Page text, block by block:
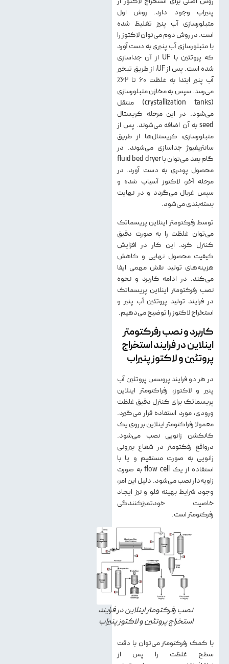
پنیراب وجود دارد. روش اول
متبلورسازی آب پنیز تغلیظ شده
است. در روش دوم می‌توان لاکتوز را
با متبلورسازی آب پنیری به دست آورد
که پروتئین با UF از آن جداسازی
شده است. پس از UF، از طریق تبخیر
آب پنیر ابتدا به غلظت ۶۰ تا ۶۲٪
می‌رسد. سپس به مخازن متبلورسازی
(crystallization tanks) منتقل
می‌شود. در این مرحله کریستال
seed به آن اضافه می‌شوند. پس از
متبلورسازی، کریستال‌ها از طریق
سانتریفیوژ جداسازی می‌شوند. در
گام بعد می‌توان با fluid bed dryer
محصول پودری به دست آورد. در
مرحله آخر، لاکتوز آسیاب شده و
سپس غربال می‌گردد و در نهایت
بسته‌بندی می‌شود.
توسط رفركتومتر اينلاين پريسماتک
می‌توان غلظت را به صورت دقیق
کنترل کرد. این کار در افزايش
كيفيت محصول نهايی و كاهش
هزينه‌های توليد نقش مهمی ایفا
می‌کند. در ادامه کاربرد و نحوه
نصب رفرکتومتر اینلاین پریسماتک
در فرایند تولید پروتئین آب پنیر و
استخراج لاکتوز را توضیح می‌دهیم.
کاربرد و نصب رفرکتومتر
اینلاین در فرایند استخراج
پروتئین و لاکتوز پنیراب
در هر دو فرایند پروسس پروتئین آب
پنیر و لاکتوز، رفراکتومتر اینلاین
پریسماتک برای کنترل دقیق غلظت
ورودی، مورد استفاده قرار می‌گیرد.
معمولا رفراکتومتر اینلاین بر روی یک
کانکشن زانویی نصب می‌شود.
درواقع رفکتومتر در شعاع بیرونی
زانویی به صورت مستقیم و یا با
استفاده از یک flow cell به صورت
زاویه‌دار نصب می‌شود. دلیل این امر،
وجود شرایط بهینه فلو و نیز ایجاد
خاصیت خودتمیزکنندگی
رفرکتومتر است.
نصب رفرکتومتر اینلاین در فرایند
استخراج پروتئین و لاکتوز پنیراب
با کمک رفرکتومتر می‌توان با دقت
سطح غلظت را پس از